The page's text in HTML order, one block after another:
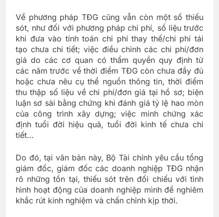
Về phương pháp TĐG cũng vẫn còn một số thiếu
sót, như đối với phương pháp chi phí, số liệu trước
khi đưa vào tính toán chi phí thay thế/chi phí tái
tạo chưa chi tiết; việc điều chỉnh các chi phí/đơn
giá do các cơ quan có thẩm quyền quy định từ
các năm trước về thời điểm TĐG còn chưa đầy đủ
hoặc chưa nêu cụ thể nguồn thông tin, thời điểm
thu thập số liệu về chi phí/đơn giá tại hồ sơ; biện
luận sơ sài bằng chứng khi đánh giá tỷ lệ hao mòn
của công trình xây dựng; việc minh chứng xác
định tuổi đời hiệu quả, tuổi đời kinh tế chưa chi
tiết…
Do đó, tại văn bản này, Bộ Tài chính yêu cầu tổng
giám đốc, giám đốc các doanh nghiệp TĐG nhận
rõ những tồn tại, thiếu sót trên đối chiếu với tình
hình hoạt động của doanh nghiệp mình để nghiêm
khắc rút kinh nghiệm và chấn chỉnh kịp thời.